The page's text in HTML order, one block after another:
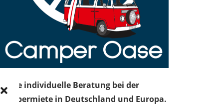
Deine individuelle Beratung bei der
Campermiete in Deutschland und Europa.